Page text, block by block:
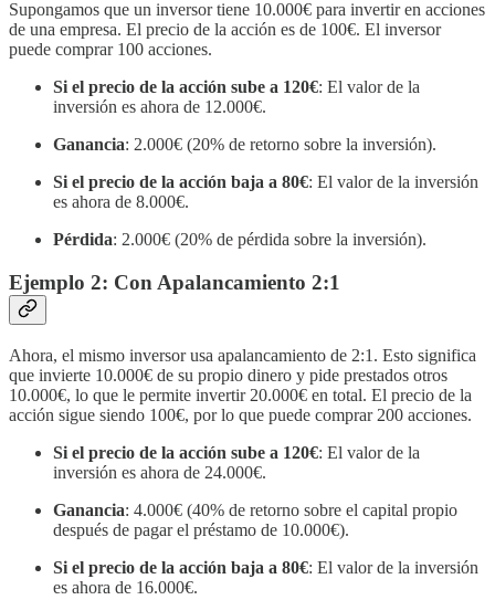
Supongamos que un inversor tiene 10.000€ para invertir en acciones
de una empresa. El precio de la acción es de 100€. El inversor
puede comprar 100 acciones.
Si el precio de la acción sube a 120€: El valor de la
inversión es ahora de 12.000€.
Ganancia: 2.000€ (20% de retorno sobre la inversión).
Si el precio de la acción baja a 80€: El valor de la inversión
es ahora de 8.000€.
Pérdida: 2.000€ (20% de pérdida sobre la inversión).
Ejemplo 2: Con Apalancamiento 2:1
Ahora, el mismo inversor usa apalancamiento de 2:1. Esto significa
que invierte 10.000€ de su propio dinero y pide prestados otros
10.000€, lo que le permite invertir 20.000€ en total. El precio de la
acción sigue siendo 100€, por lo que puede comprar 200 acciones.
Si el precio de la acción sube a 120€: El valor de la
inversión es ahora de 24.000€.
Ganancia: 4.000€ (40% de retorno sobre el capital propio
después de pagar el préstamo de 10.000€).
Si el precio de la acción baja a 80€: El valor de la inversión
es ahora de 16.000€.